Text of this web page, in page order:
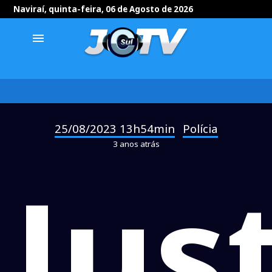
Naviraí, quinta-feira, 06 de Agosto de 2026
menu
25/08/2023 13h54min Polícia
3 anos atrás